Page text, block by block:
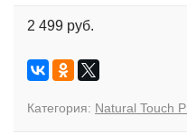
2 499 руб.
Категория: Natural Touch